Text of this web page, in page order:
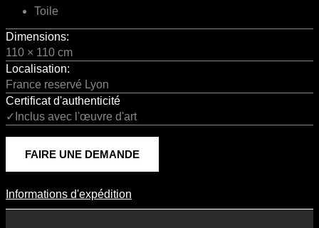
Toile
Dimensions:
110 × 110 cm
Localisation:
France reservé Lyon
Certificat d'authenticité
✓Inclus avec l'œuvre d'art
FAIRE UNE DEMANDE
Informations D'expédition
Informations d'expédition